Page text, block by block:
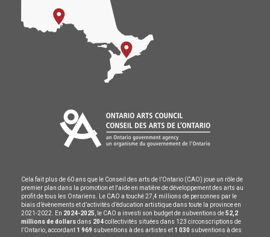
Cela fait plus de 60 ans que le Conseil des arts de l’Ontario (CAO) joue un rôle de
premier plan dans la promotion et l'aide en matière de développement des arts au
profit de tous les Ontariens. Le CAO a touché 27,4 millions de personnes par le
biais d’évènements et d’activités d’éducation artistique dans toute la province en
2021-2022. En 2024-2025 , le CAO a investi son budget de subventions de52,2
millions de dollarsdans 204collectivités situées dans 123 circonscriptions de
l’Ontario, accordant 1 969 subventions à des artistes et 1 030 subventions à des